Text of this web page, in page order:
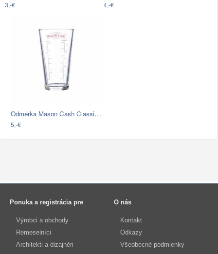
3,-€ 4,-€
Odmerka Mason Cash Classic Collection,…
5,-€
Ponuka a registrácia pre
Výrobci a obchody
Remeselníci
Architekti a dizajnéri
O nás
Kontakt
Odkazy
Všeobecné podmienky